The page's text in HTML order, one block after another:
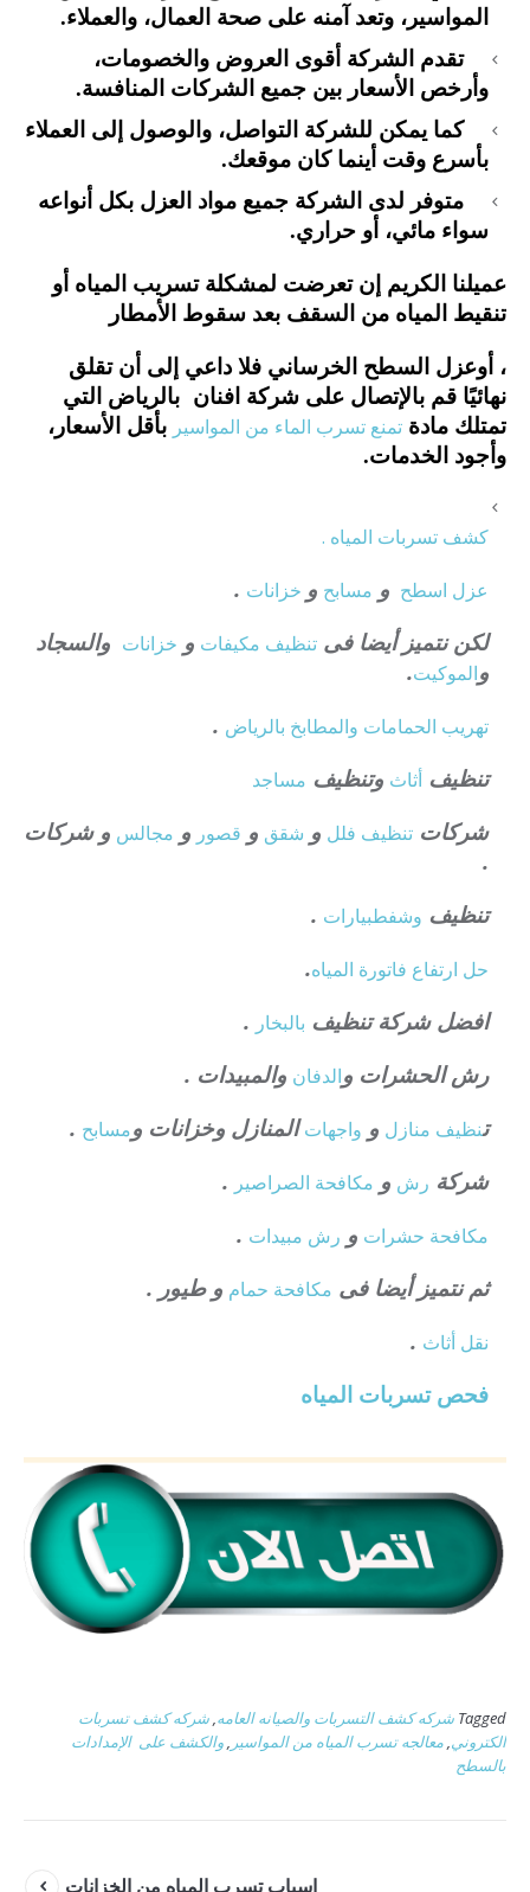
المواسير، وتعد آمنه على صحة العمال، والعملاء.
تقدم الشركة أقوى العروض والخصومات،
وأرخص الأسعار بين جميع الشركات المنافسة.
كما يمكن للشركة التواصل، والوصول إلى العملاء
بأسرع وقت أينما كان موقعك.
متوفر لدى الشركة جميع مواد العزل بكل أنواعه
سواء مائي، أو حراري.
عميلنا الكريم إن تعرضت لمشكلة تسريب المياه أو
تنقيط المياه من السقف بعد سقوط الأمطار
، أوعزل السطح الخرساني فلا داعي إلى أن تقلق
نهائيًا قم بالإتصال على شركة افنان بالرياض التي
تمتلك مادة تمنع تسرب الماء من المواسير بأقل الأسعار،
وأجود الخدمات.
كشف تسربات المياه .
عزل اسطح و مسابح و خزانات .
لكن نتميز أيضا فى تنظيف مكيفات و خزانات والسجاد
والموكيت.
تهريب الحمامات والمطابخ بالرياض .
تنظيف أثاث وتنظيف مساجد
شركات تنظيف فلل و شقق و قصور و مجالس و شركات
.
تنظيف وشفطبيارات .
حل ارتفاع فاتورة المياه.
افضل شركة تنظيف بالبخار .
رش الحشرات والدفان والمبيدات .
تنظيف منازل و واجهاتالمنازل وخزانات ومسابح .
شركة رش و مكافحة الصراصير .
مكافحة حشرات و رش مبيدات .
ثم نتميز أيضا فى مكافحة حمام و طيور .
نقل أثاث .
فحص تسربات المياه
Tagged شركه كشف التسربات والصيانه العامه,شركه كشف تسربات
الكتروني,معالجه تسرب المياه من المواسير ,والكشف على الإمدادات
بالسطح
اسباب تسرب المياه من الخزانات